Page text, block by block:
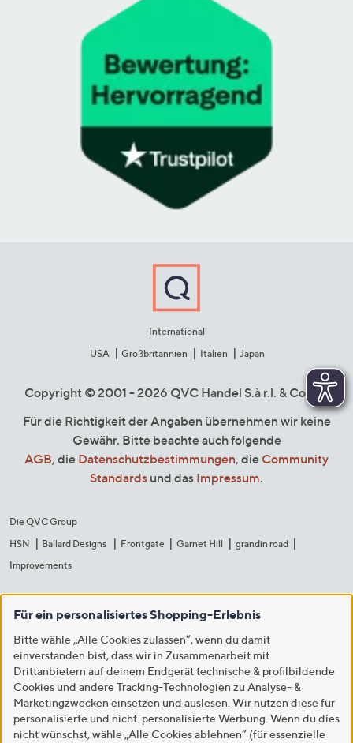
International
USA
Großbritannien Italien Japan
Copyright © 2001 - 2026 QVC Handel S.à r.l. & Co. KG
Für die Richtigkeit der Angaben übernehmen wir keine
Gewähr. Bitte beachte auch folgende
AGB, die Datenschutzbestimmungen, die Community
Standards und das Impressum.
Die QVC Group
HSN
Ballard Designs Frontgate Garnet Hill
grandin road
Improvements
Für ein personalisiertes Shopping-Erlebnis
Bitte wähle „Alle Cookies zulassen“, wenn du damit
einverstanden bist, dass wir in Zusammenarbeit mit
Drittanbietern auf deinem Endgerät technische & profilbildende
Cookies und andere Tracking-Technologien zu Analyse- &
Marketingzwecken einsetzen und auslesen. Wir nutzen diese für
personalisierte und nicht-personalisierte Werbung. Wenn du dies
nicht wünschst, wähle „Alle Cookies ablehnen“ (für essenzielle